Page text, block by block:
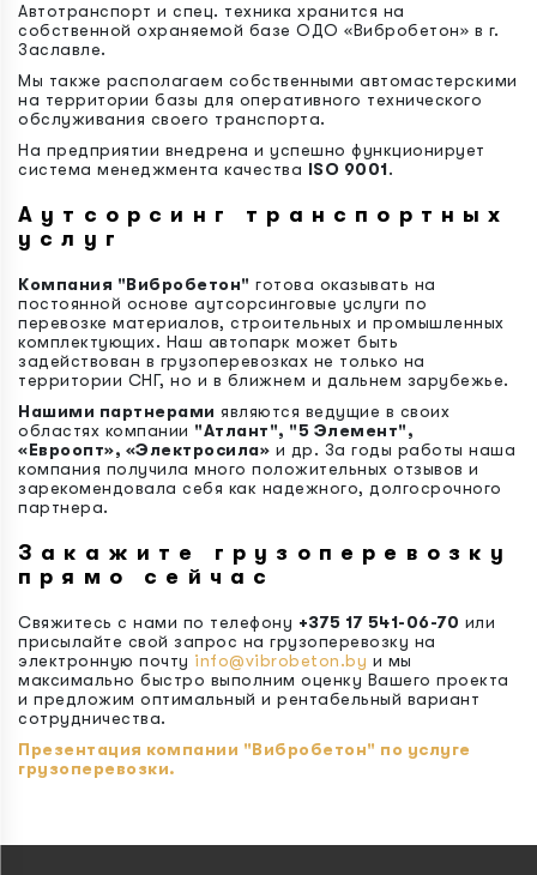
Автотранспорт и спец. техника хранится на
собственной охраняемой базе ОДО «Вибробетон» в г.
Заславле.
Мы также располагаем собственными автомастерскими
на территории базы для оперативного технического
обслуживания своего транспорта.
На предприятии внедрена и успешно функционирует
система менеджмента качества ISO 9001.
Аутсорсинг транспортных
услуг
Компания "Вибробетон" готова оказывать на
постоянной основе аутсорсинговые услуги по
перевозке материалов, строительных и промышленных
комплектующих. Наш автопарк может быть
задействован в грузоперевозках не только на
территории СНГ, но и в ближнем и дальнем зарубежье.
Нашими партнерами являются ведущие в своих
областях компании "Атлант", "5 Элемент",
«Евроопт», «Электросила» и др. За годы работы наша
компания получила много положительных отзывов и
зарекомендовала себя как надежного, долгосрочного
партнера.
Закажите грузоперевозку
прямо сейчас
Свяжитесь с нами по телефону +375 17 541-06-70 или
присылайте свой запрос на грузоперевозку на
электронную почту info@vibrobeton.by и мы
максимально быстро выполним оценку Вашего проекта
и предложим оптимальный и рентабельный вариант
сотрудничества.
Презентация компании "Вибробетон" по услуге
грузоперевозки.